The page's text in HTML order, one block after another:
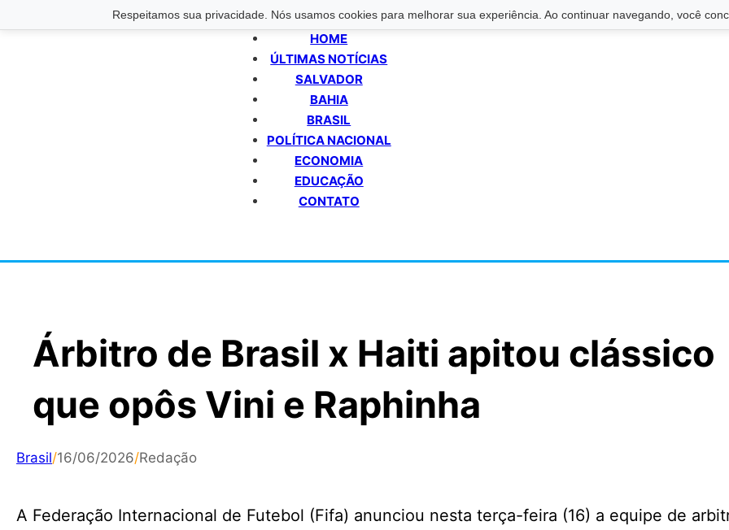
Respeitamos sua privacidade. Nós usamos cookies para melhorar sua experiência. Ao continuar navegando, você
HOME
ÚLTIMAS NOTÍCIAS
SALVADOR
BAHIA
BRASIL
POLÍTICA NACIONAL
ECONOMIA
EDUCAÇÃO
CONTATO
Árbitro de Brasil x Haiti apitou clássico
que opôs Vini e Raphinha
Brasil/16/06/2026/Redação
A Federação Internacional de Futebol (Fifa) anunciou nesta terça-feira (16) a equipe de